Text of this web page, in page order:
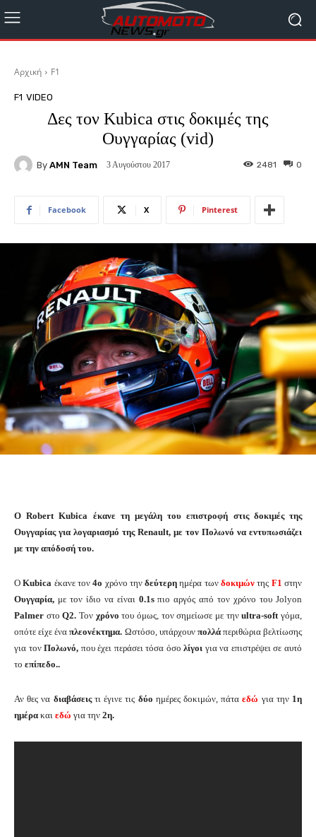
Αρχική F1
F1 VIDEO
Δες τον Kubica στις δοκιμές της
Ουγγαρίας (vid)
By AMN Team 3 Αυγούστου 2017 0
2481
Facebook X Pinterest
O Robert Kubica έκανε τη μεγάλη του επιστροφή στις δοκιμές της
Ουγγαρίας για λογαριασμό της Renault, με τον Πολωνό να εντυπωσιάζει
με την απόδοσή του.
ΟKubica έκανε τον4ο χρόνο τηνδεύτερη ημέρα τωνδοκιμών της F1 στην
Ουγγαρία, με τον ίδιο να είναι 0.1sπιο αργός από τον χρόνο του Jolyon
Palmer στοQ2. Τον χρόνο του όμως, τον σημείωσε με τηνultra-soft γόμα,
οπότε είχε έναπλεονέκτημα. Ωστόσο, υπάρχουν πολλάπεριθώρια βελτίωσης
για τονΠολωνό, που έχει περάσει τόσα όσολίγοι για να επιστρέψει σε αυτό
το επίπεδο..
Αν θες να διαβάσειςτι έγινε τις δύο ημέρες δοκιμών, πάταεδώ για την 1η
ημέρα και εδώ για την 2η.